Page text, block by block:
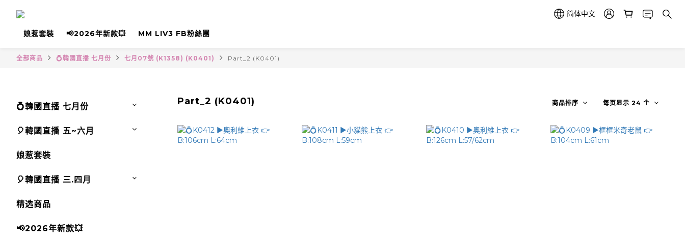
简体中文
娘惹套裝 📢2026年新款💥 MM LIV3 FB粉絲團
全部商品 💍韓國直播 七月份 七月07號 (K1358) (K0401) Part_2 (K0401)
💍韓國直播 七月份
🎈韓國直播 五~六月
娘惹套裝
🎈韓國直播 三.四月
精选商品
📢2026年新款💥
Part_2 (K0401) 商品排序 每页显示 24 个